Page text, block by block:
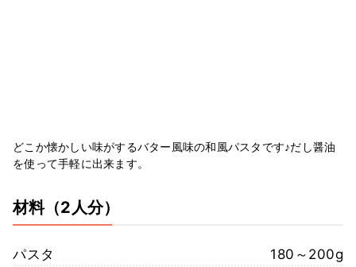
どこか懐かしい味がするバター風味の和風パスタです♪だし醤油
を使って手軽に出来ます。
材料（2人分）
パスタ
180～200g